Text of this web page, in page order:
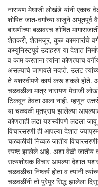
नारायण मेघाजी लोखंडे यांनी एकाच
शोषित जात-वर्गांच्या बाजूने
बांधणीच्या बळावरच शोषित
शेतकरी, शेतमजूर, कुळ-कामगारांचे
कम्युनिस्टपूर्व उदाहरण या देशात
व काम करताना त्यांना कोणत्याच
असल्याचे जाणवले नव्हते. उलट
ते यशस्वीपणे कार्य करू शकले होते.
चळवळीला मात्र नारायण मेघाजी
टिकवून ठेवता आला नाही. म्हणून
या चळवळी मृतप्राय झालेल्या
कोणताही लढा यशस्वीपणे लढला
विचारसरणी ही आपल्या देशात
चळवळीची निव्वळ जातीय
स्पष्ट झालेले आहे. अशा वेळी जातीय व
सत्यशोधक विचार आपल्या देशात
चळवळीचा निष्कर्ष होता व त्यांनी
चळवळींनी तो पुरेपूर सिद्ध झालेला